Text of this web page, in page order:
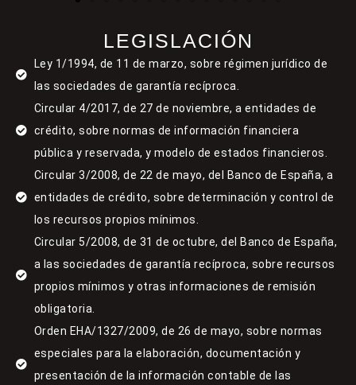
LEGISLACIÓN
Ley 1/1994, de 11 de marzo, sobre régimen jurídico de
las sociedades de garantía recíproca.
Circular 4/2017, de 27 de noviembre, a entidades de
crédito, sobre normas de información financiera
pública y reservada, y modelo de estados financieros.
Circular 3/2008, de 22 de mayo, del Banco de España, a
entidades de crédito, sobre determinación y control de
los recursos propios mínimos.
Circular 5/2008, de 31 de octubre, del Banco de España,
a las sociedades de garantía recíproca, sobre recursos
propios mínimos y otras informaciones de remisión
obligatoria.
Orden EHA/1327/2009, de 26 de mayo, sobre normas
especiales para la elaboración, documentación y
presentación de la información contable de las